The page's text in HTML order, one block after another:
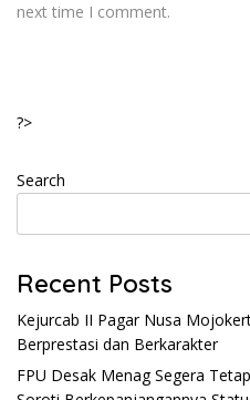
next time I comment.
?>
Search
Recent Posts
Kejurcab II Pagar Nusa
Berprestasi dan Berkarakter
FPU Desak Menag Segera